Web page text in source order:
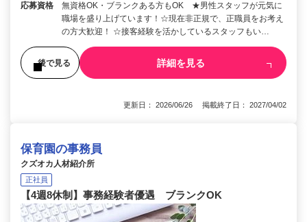
応募資格
無資格OK・ブランクある方もOK ★男性スタッフが元気に
職場を盛り上げています！☆現在非正規で、正職員をお考え
の方大歓迎！ ☆接客経験を活かしているスタッフもい…
後で見る 詳細を見る
更新日： 2026/06/26 掲載終了日： 2027/04/02
保育園の事務員
クズオカ人材紹介所
正社員
【4週8休制】事務経験者優遇 ブランクOK